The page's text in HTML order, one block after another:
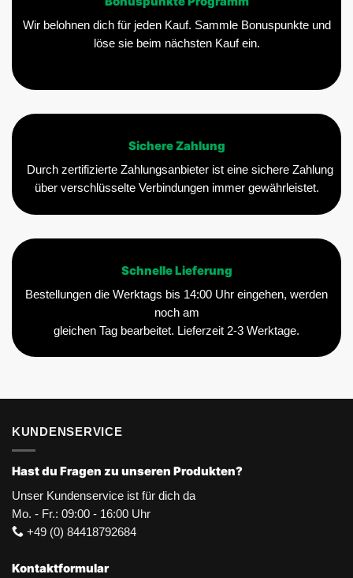
Wir belohnen dich für jeden Kauf. Sammle Bonuspunkte und
löse sie beim nächsten Kauf ein.
Sichere Zahlung
Durch zertifizierte Zahlungsanbieter ist eine sichere Zahlung
über verschlüsselte Verbindungen immer gewährleistet.
Schnelle Lieferung
Bestellungen die Werktags bis 14:00 Uhr eingehen, werden
noch am
gleichen Tag bearbeitet. Lieferzeit 2-3 Werktage.
KUNDENSERVICE
Hast du Fragen zu unseren Produkten?
Unser Kundenservice ist für dich da
Mo. - Fr.: 09:00 - 16:00 Uhr
+49 (0) 84418792684
Kontaktformular